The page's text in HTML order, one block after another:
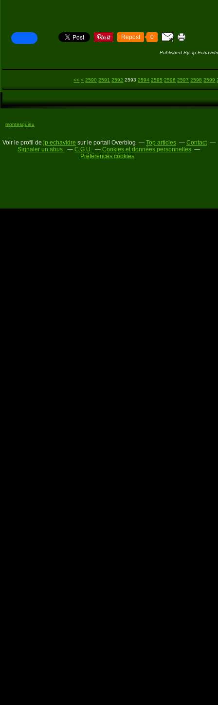
Repost 0
Published By Jp
<< < 2500
2510
2520
2530
2540
2550
2560
2570
2580
2590 2591 2592 2593 2594 2595 2596 2597 2598 2599
montesquieu
Voir le profil de jp echavidre sur le portail Overblog Top articles
Contact
Signaler un abus
C.G.U.
Cookies et données personnelles
Préférences cookies